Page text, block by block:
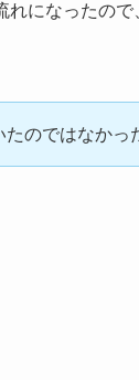
になったの
のではなかっ